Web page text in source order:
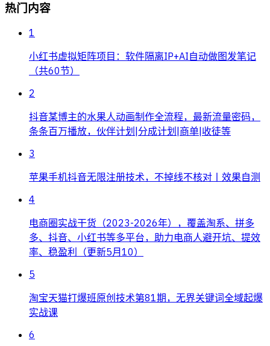
热门内容
1
小红书虚拟矩阵项目：软件隔离IP+AI自动做图发笔记
（共60节）
2
抖音某博主的水果人动画制作全流程，最新流量密码，
条条百万播放，伙伴计划|分成计划|商单|收徒等
3
苹果手机抖音无限注册技术，不掉线不核对丨效果自测
4
电商圈实战干货（2023-2026年），覆盖淘系、拼多
多、抖音、小红书等多平台，助力电商人避开坑、提效
率、稳盈利（更新5月10）
5
淘宝天猫打爆班原创技术第81期，无界关键词全域起爆
实战课
6